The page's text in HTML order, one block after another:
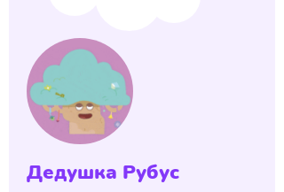
Дедушка Рубус